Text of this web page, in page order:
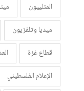
المثلييون
ميتا
ميديا وتلفزيون
قطاع غزة
الإعلام الفلسطيني